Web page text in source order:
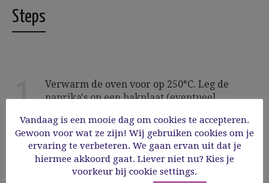
Steps
1
Verwarm de oven voor op 250°C. Leg de
paprika's op een bakplaat (eventueel
minuten bovenin de oven tot de schil zwart
ziet. Haal ze uit de oven laat even afgedekt
afkoelen. Halveer de paprika's, verwijder
stelen en zaden. Snijd ze in repen en doe in
een kom. Giet er 2 - 3 eetlepels balasmico
Vandaag is een mooie dag om cookies te accepteren.
Gewoon voor wat ze zijn! Wij gebruiken cookies om je
ervaring te verbeteren. We gaan ervan uit dat je
hiermee akkoord gaat. Liever niet nu? Kies je
voorkeur bij cookie settings.